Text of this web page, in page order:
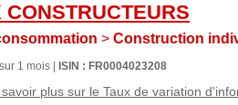
CONSTRUCTEURS
> Construction
sur 1 mois |
ISIN : FR0004023208
savoir plus sur le Taux de variation